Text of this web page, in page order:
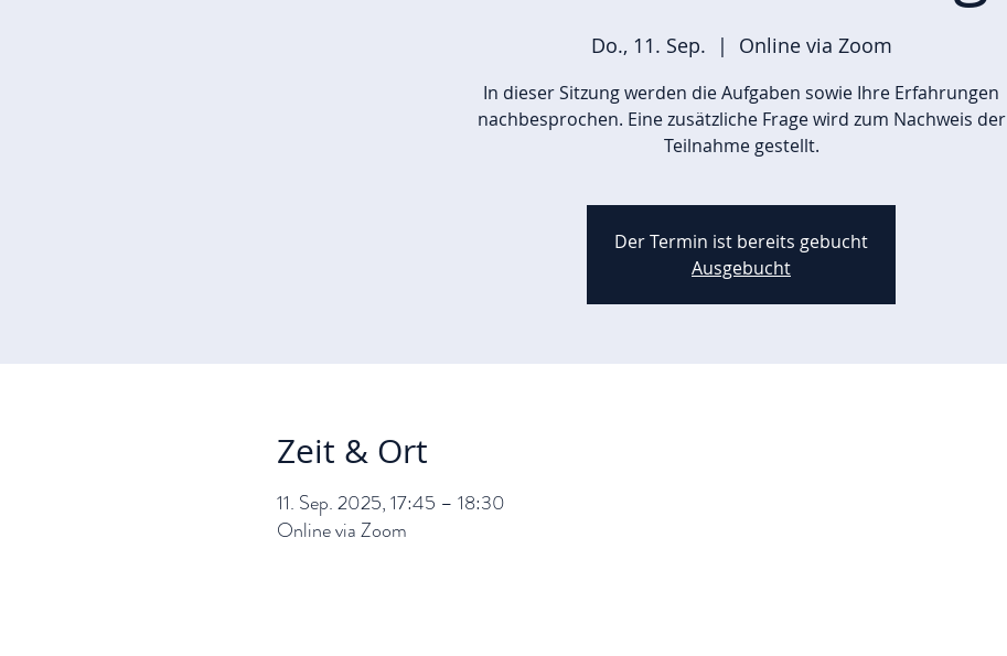
Do., 11. Sep.
  |
Online via Zoom
In dieser Sitzung werden die Aufgaben sowie Ihre Erfahrungen
nachbesprochen. Eine zusätzliche Frage wird zum Nachweis der
Teilnahme gestellt.
Der Termin ist bereits gebucht
Ausgebucht
Zeit & Ort
11. Sep. 2025, 17:45 – 18:30
Online via Zoom